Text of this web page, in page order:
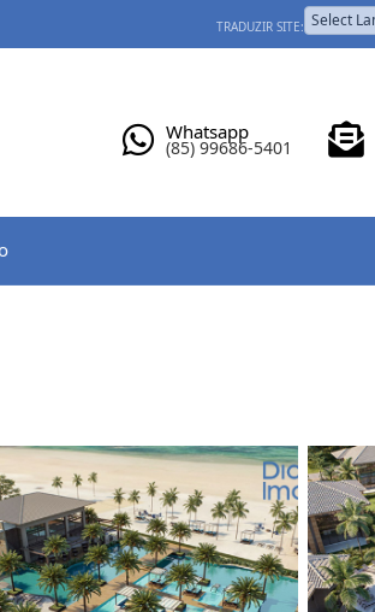
TRADUZIR SITE:
Whatsapp
(85) 99686-5401